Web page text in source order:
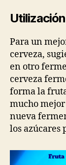
Para un
cerveza,
en otro
cerveza
forma la
mucho
nueva
los azúcares